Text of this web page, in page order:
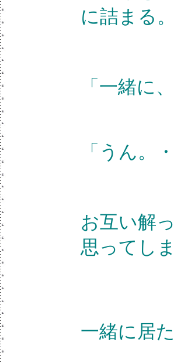
に詰まる
「一緒に
「うん。
お互い解
思ってし
一緒に居